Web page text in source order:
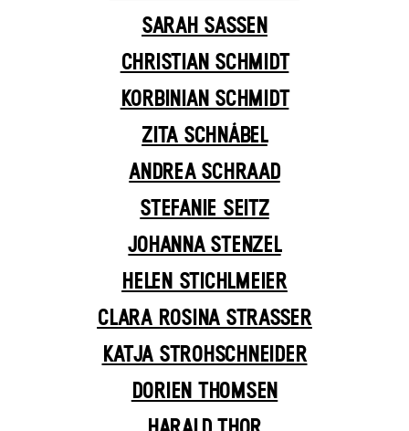
SARAH SASSEN
CHRISTIAN SCHMIDT
KORBINIAN SCHMIDT
ZITA SCHNÁBEL
ANDREA SCHRAAD
STEFANIE SEITZ
JOHANNA STENZEL
HELEN STICHLMEIER
CLARA ROSINA STRASSER
KATJA STROHSCHNEIDER
DORIEN THOMSEN